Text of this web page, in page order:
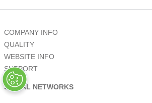
COMPANY INFO
QUALITY
WEBSITE INFO
SUPPORT
SOCIAL NETWORKS